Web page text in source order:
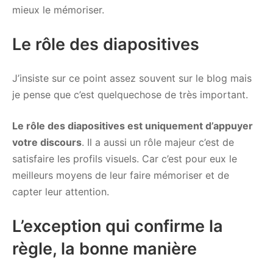
mieux le mémoriser.
Le rôle des diapositives
J’insiste sur ce point assez souvent sur le blog mais
je pense que c’est quelquechose de très important.
Le rôle des diapositives est uniquement d’appuyer
votre discours. Il a aussi un rôle majeur c’est de
satisfaire les profils visuels. Car c’est pour eux le
meilleurs moyens de leur faire mémoriser et de
capter leur attention.
L’exception qui confirme la
règle, la bonne manière